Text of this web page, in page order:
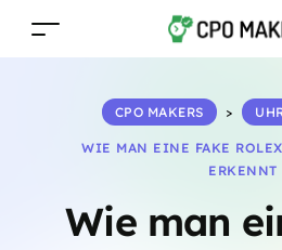
Wie man
CPO MAKERS >
WIE MAN EINE FAKE
ERKENNT